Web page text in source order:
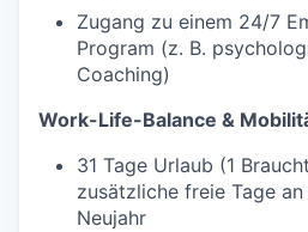
Zugang zu einem 24/7
Program (z. B.
Coaching)
Work-Life-Balance &
31 Tage Urlaub (1
zusätzliche freie Tage
Neujahr